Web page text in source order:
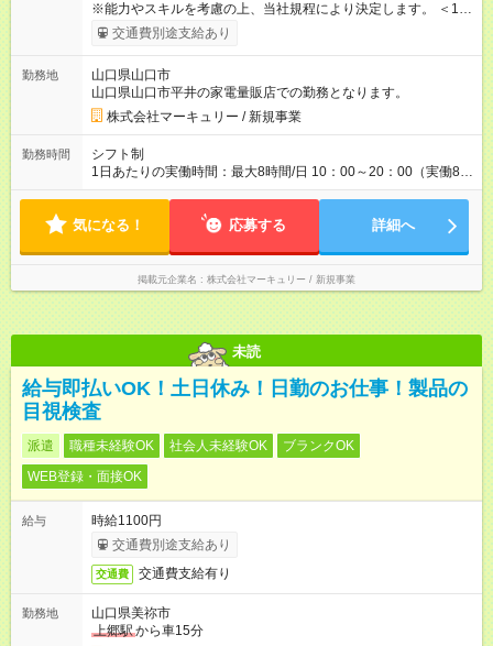
※能力やスキルを考慮の上、当社規程により決定します。 ＜1人
ひとりの成長・頑張りを評価＞ 毎年半期ごとに評価制度を実施
しています。 ビジネスマナーやコンプライアンスなどの 項目ご
ップも叶えています。 1人ひとりの成長や頑張りに対しても し
っかり還元をしていく制度が確立しています！ 【試用期間】試
用期間なし
交通費別途支給あり
勤務地
山口県山口市
山口県山口市平井の家電量販店での勤務となります。
株式会社マーキュリー / 新規事業
勤務時間
シフト制
1日あたりの実働時間：最大8時間/日 10：00～20：00（実働8時
間／休憩1時間） ※週5日勤務となります。 ＜シフト例＞ 10：
との両立も叶います！ 残業時間は月平均7.9時間と定時で退勤で
気になる！ 応募する 詳細へ
掲載元企業名 株式会社マーキュリー / 新規事業
未読
給与即払いOK！土日休み！日勤のお仕事！製品の
目視検査
派遣 職種未経験OK 社会人未経験OK
ブランクOK
WEB登録・面接OK
給与
時給1100円
交通費別途支給あり
交通費 交通費支給有り
勤務地
山口県美祢市
上郷駅から車15分